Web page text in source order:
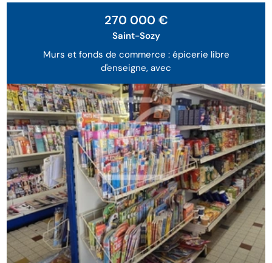
Murs et fonds de commerce : épicerie libre
d'enseigne, avec
270 000 €
Saint-Sozy